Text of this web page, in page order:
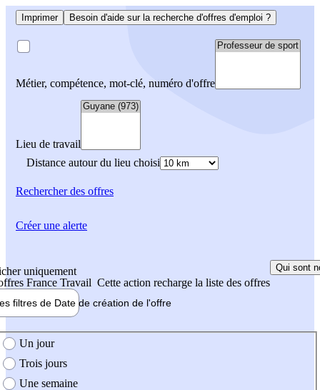
Imprimer Besoin d'aide sur la recherche d'offres d'emploi ?
Métier, compétence, mot-clé, numéro d'offre
Lieu de travail
Distance autour du lieu choisi
Rechercherdes offres
uniquement
France Travail Cette action recharge la liste des offres
Qui sont
filtres de Date de création de l'offre
création de l'offre
Un jour
Trois jours
Une semaine
Créer une alerte